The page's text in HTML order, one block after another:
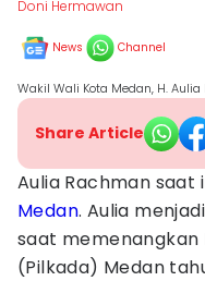
Doni Hermawan
News Channel
Wakil Wali Kota Medan, H.
Share Article
Aulia Rachman saat
Medan. Aulia
saat memenangkan
(Pilkada) Medan